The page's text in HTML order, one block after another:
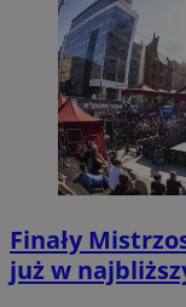
Finały
już w